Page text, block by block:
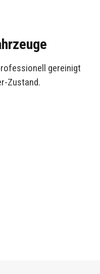
gereinigt
Zustand.